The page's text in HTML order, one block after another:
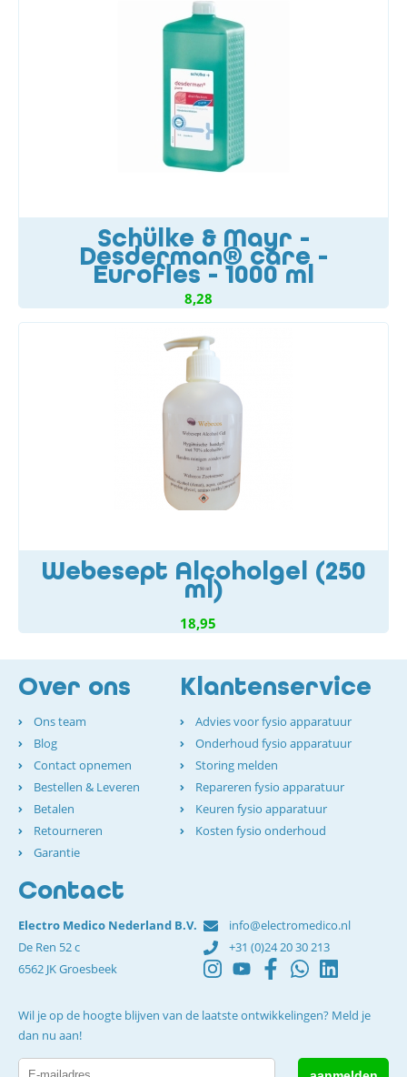
Schülke & Mayr -
Desderman® care -
Eurofles - 1000 ml
8,28
Webesept Alcoholgel (250
ml)
18,95
Over ons
Ons team
Blog
Contact opnemen
Bestellen & Leveren
Betalen
Retourneren
Garantie
Klantenservice
Advies voor fysio apparatuur
Onderhoud fysio apparatuur
Storing melden
Repareren fysio apparatuur
Keuren fysio apparatuur
Kosten fysio onderhoud
Contact
Electro Medico Nederland B.V.
De Ren 52 c
6562 JK Groesbeek
info@electromedico.nl
+31 (0)24 20 30 213
Wil je op de hoogte blijven van de laatste ontwikkelingen? Meld je
dan nu aan!